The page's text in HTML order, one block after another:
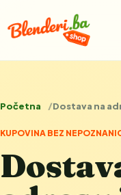
Početna Dostava na
KUPOVINA BEZ